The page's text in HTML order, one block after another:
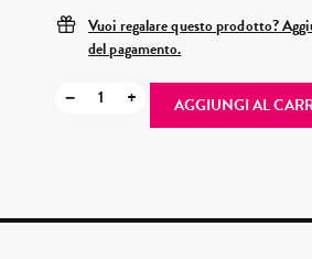
Vuoi regalare questo prodotto?
del pagamento.
− + AGGIUNGI AL